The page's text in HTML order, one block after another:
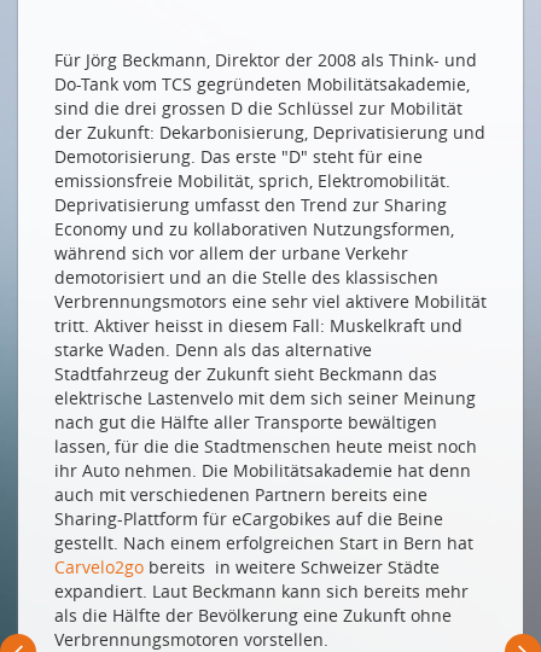
Die Politik muss ihre Scheuklappen ablegen
Wird Mobility as a Service die Welt verändern?
So bequem geht ÖV heute
Big Data fährt mit
Der Smart Shuttle hat noch viel zu lernen
Der Weg zur intermodalen Mobilität
PUBLIKUMSUMFRAGE
Und wie hast du's mit der Mobilität?
FOTOALBUM
Impressionen
Drucken
Impressum
Für Jörg Beckmann, Direktor der 2008 als Think- und
Do-Tank vom TCS gegründeten Mobilitätsakademie,
sind die drei grossen D die Schlüssel zur Mobilität
der Zukunft: Dekarbonisierung, Deprivatisierung und
Demotorisierung. Das erste "D" steht für eine
emissionsfreie Mobilität, sprich, Elektromobilität.
Deprivatisierung umfasst den Trend zur Sharing
Economy und zu kollaborativen Nutzungsformen,
während sich vor allem der urbane Verkehr
demotorisiert und an die Stelle des klassischen
Verbrennungsmotors eine sehr viel aktivere Mobilität
tritt. Aktiver heisst in diesem Fall: Muskelkraft und
starke Waden. Denn als das alternative
Stadtfahrzeug der Zukunft sieht Beckmann das
elektrische Lastenvelo mit dem sich seiner Meinung
nach gut die Hälfte aller Transporte bewältigen
lassen, für die die Stadtmenschen heute meist noch
ihr Auto nehmen. Die Mobilitätsakademie hat denn
auch mit verschiedenen Partnern bereits eine
Sharing-Plattform für eCargobikes auf die Beine
gestellt. Nach einem erfolgreichen Start in Bern hat
Carvelo2go bereits in weitere Schweizer Städte
expandiert. Laut Beckmann kann sich bereits mehr
als die Hälfte der Bevölkerung eine Zukunft ohne
Verbrennungsmotoren vorstellen.